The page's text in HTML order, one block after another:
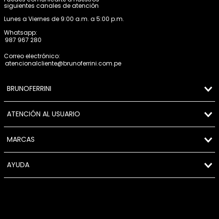
siguientes canales de atención
Lunes a Viernes de 9:00 a.m. a 5:00 p.m.
Whatsapp:
987 967 280
Correo electrónico:
atencionalcliente@brunoferrini.com.pe
BRUNOFERRINI
ATENCIÓN AL USUARIO
MARCAS
AYUDA